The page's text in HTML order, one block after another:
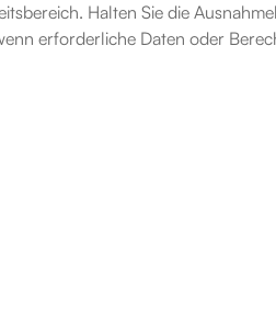
Halten Sie die
erforderliche Daten oder